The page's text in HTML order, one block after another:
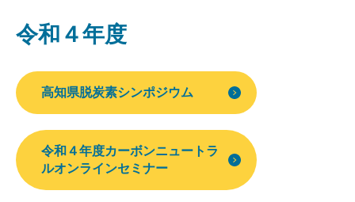
令和４年度
高知県脱炭素シンポジウム
令和４年度カーボンニュートラ
ルオンラインセミナー